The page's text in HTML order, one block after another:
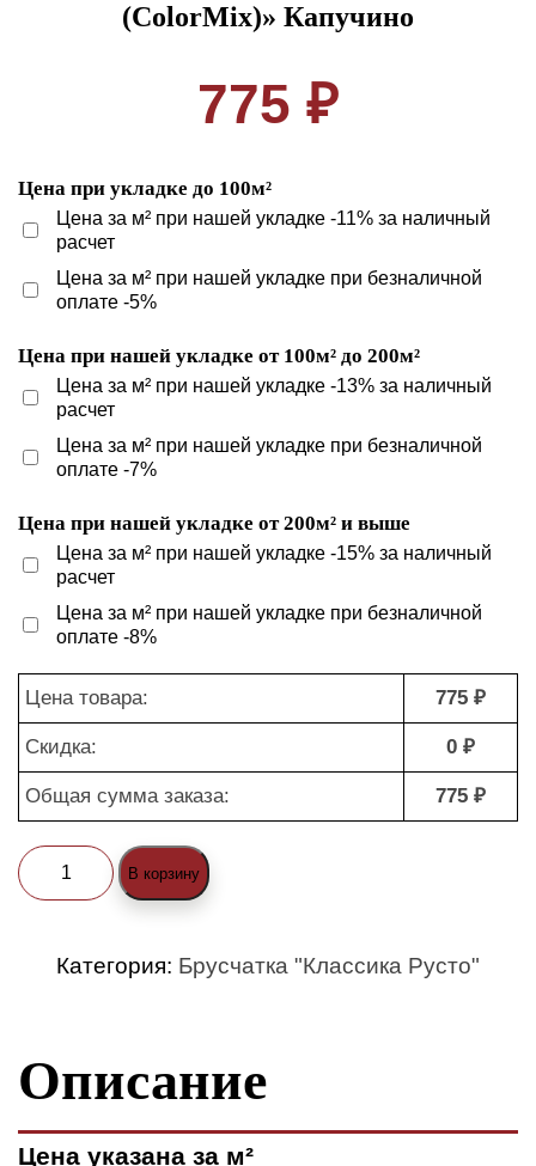
(ColorMix)» Капучино
775 ₽
Цена при укладке до 100м²
Цена за м² при нашей укладке -11% за наличный
расчет
Цена за м² при нашей укладке при безналичной
оплате -5%
Цена при нашей укладке от 100м² до 200м²
Цена за м² при нашей укладке -13% за наличный
расчет
Цена за м² при нашей укладке при безналичной
оплате -7%
Цена при нашей укладке от 200м² и выше
Цена за м² при нашей укладке -15% за наличный
расчет
Цена за м² при нашей укладке при безналичной
оплате -8%
Цена товара: 775 ₽
Скидка: 0 ₽
Общая сумма заказа: 775 ₽
Количество
товара
1-
(ColorMix)"
В корзину
Категория: Брусчатка "Классика Русто"
Описание
Цена указана за м²